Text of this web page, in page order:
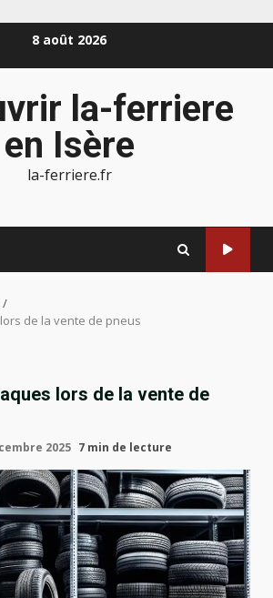
8 août 2026
la-ferriere
en Isère
la-ferriere.fr
de la vente de pneus
lors de la vente de
2025 7 min de lecture